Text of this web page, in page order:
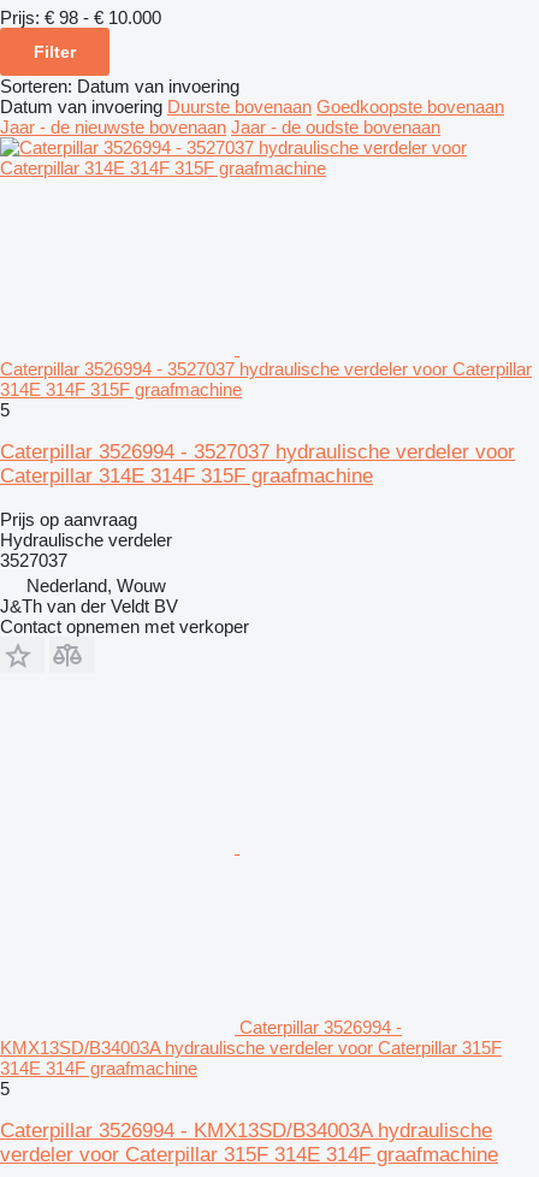
Prijs: € 98 - € 10.000
Filter
Sorteren: Datum van invoering
Datum van invoering Duurste bovenaan Goedkoopste bovenaan
Jaar - de nieuwste bovenaan Jaar - de oudste bovenaan
Caterpillar 3526994 - 3527037 hydraulische verdeler voor Caterpillar
314E 314F 315F graafmachine
5
Caterpillar 3526994 - 3527037 hydraulische verdeler voor
Caterpillar 314E 314F 315F graafmachine
Prijs op aanvraag
Hydraulische verdeler
3527037
Nederland, Wouw
J&Th van der Veldt BV
Contact opnemen met verkoper
Caterpillar 3526994 -
KMX13SD/B34003A hydraulische verdeler voor Caterpillar 315F
314E 314F graafmachine
5
Caterpillar 3526994 - KMX13SD/B34003A hydraulische
verdeler voor Caterpillar 315F 314E 314F graafmachine